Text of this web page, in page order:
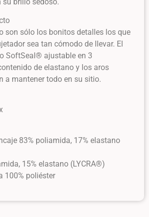
son sólo los bonitos detalles los que
sea tan cómodo de llevar. El
SoftSeal® ajustable en 3
de elastano y los aros
a mantener todo en su sitio.
83% poliamida, 17% elastano
15% elastano (LYCRA®)
100% poliéster